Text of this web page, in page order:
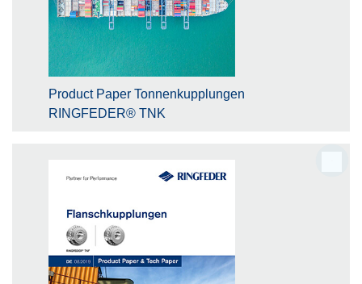
Product Paper Tonnenkupplungen
RINGFEDER® TNK